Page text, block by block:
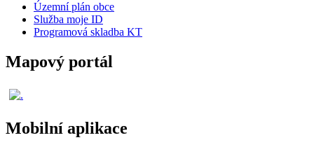
Územní plán obce
Služba moje ID
Programová skladba KT
Mapový portál
Mobilní aplikace